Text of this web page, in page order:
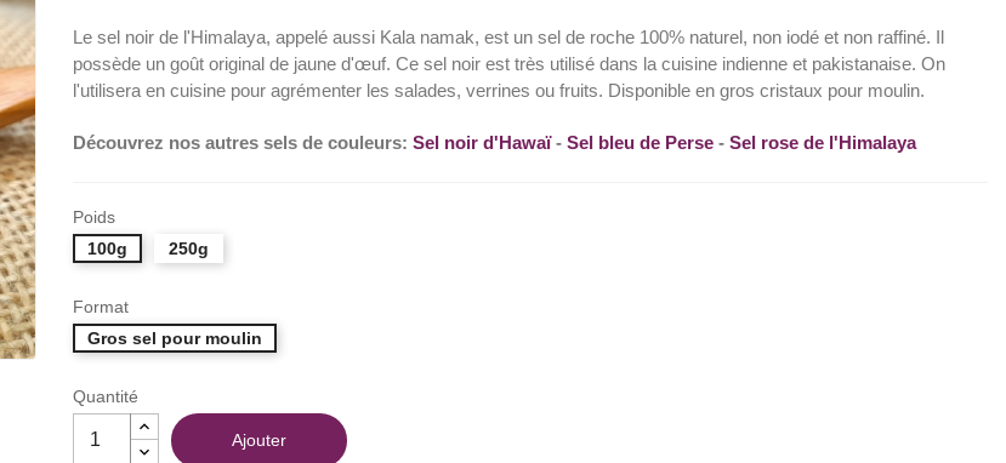
Le sel noir de l'Himalaya, appelé aussi Kala namak, est un sel de roche 100% naturel, non iodé et non raffiné. Il
possède un goût original de jaune d'œuf. Ce sel noir est très utilisé dans la cuisine indienne et pakistanaise. On
l'utilisera en cuisine pour agrémenter les salades, verrines ou fruits. Disponible en gros cristaux pour moulin.
Découvrez nos autres sels de couleurs: Sel noir d'Hawaï- Sel bleu de Perse - Sel rose de l'Himalaya
Poids
100g
250g
Format
Gros sel pour moulin
Quantité
Ajouter